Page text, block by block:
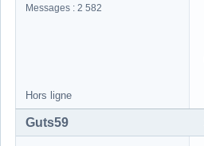
Messages : 2 582
Hors ligne
Guts59